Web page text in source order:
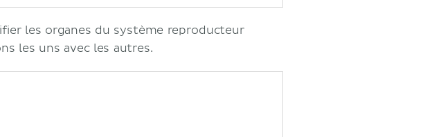
les organes du système reproducteur
les uns avec les autres.